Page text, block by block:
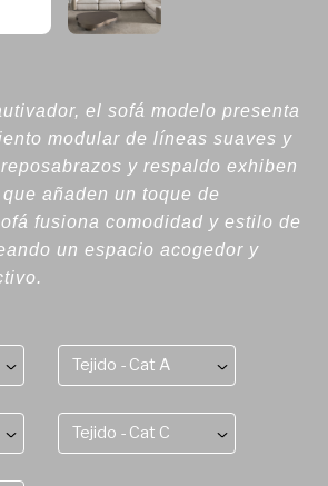
el sofá modelo presenta
modular de líneas suaves y
y respaldo exhiben
añaden un toque de
fusiona comodidad y estilo de
un espacio acogedor y
Tejido - Cat A
Tejido - Cat C